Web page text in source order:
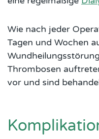
Wie nach jeder
Tagen und Wochen
Thrombosen
vor und sind